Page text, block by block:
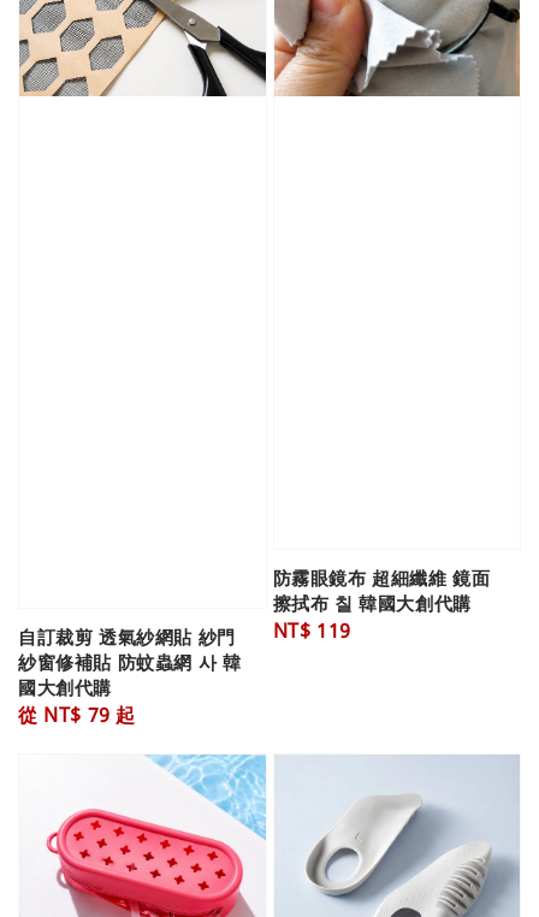
自訂裁剪 透氣紗網貼 紗門
紗窗修補貼 防蚊蟲網 사 韓
國大創代購
Regular
從 NT$ 79 起
防霧眼鏡布 超細纖維 鏡面
擦拭布 칠 韓國大創代購
Regular
NT$ 119